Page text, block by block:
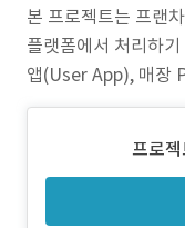
본 프로젝트는 프랜
플랫폼에서 처리하
앱(User App), 매장
드민(Admin
신으로 설계되어
프로